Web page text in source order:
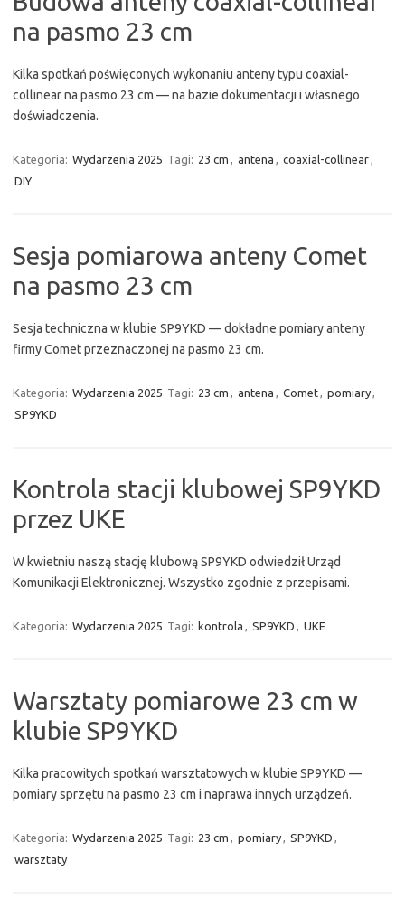
na pasmo 23 cm
Kilka spotkań poświęconych wykonaniu anteny typu coaxial-
collinear na pasmo 23 cm — na bazie dokumentacji i własnego
doświadczenia.
Kategoria: Wydarzenia 2025 Tagi: 23 cm , antena , coaxial-collinear,
DIY
Sesja pomiarowa anteny Comet
na pasmo 23 cm
Sesja techniczna w klubie SP9YKD — dokładne pomiary anteny
firmy Comet przeznaczonej na pasmo 23 cm.
Kategoria: Wydarzenia 2025 Tagi: 23 cm , antena , Comet, pomiary,
SP9YKD
Kontrola stacji klubowej SP9YKD
przez UKE
W kwietniu naszą stację klubową SP9YKD odwiedził Urząd
Komunikacji Elektronicznej. Wszystko zgodnie z przepisami.
Kategoria: Wydarzenia 2025 Tagi: kontrola , SP9YKD , UKE
Warsztaty pomiarowe 23 cm w
klubie SP9YKD
Kilka pracowitych spotkań warsztatowych w klubie SP9YKD —
pomiary sprzętu na pasmo 23 cm i naprawa innych urządzeń.
Kategoria: Wydarzenia 2025 Tagi: 23 cm , pomiary, SP9YKD ,
warsztaty